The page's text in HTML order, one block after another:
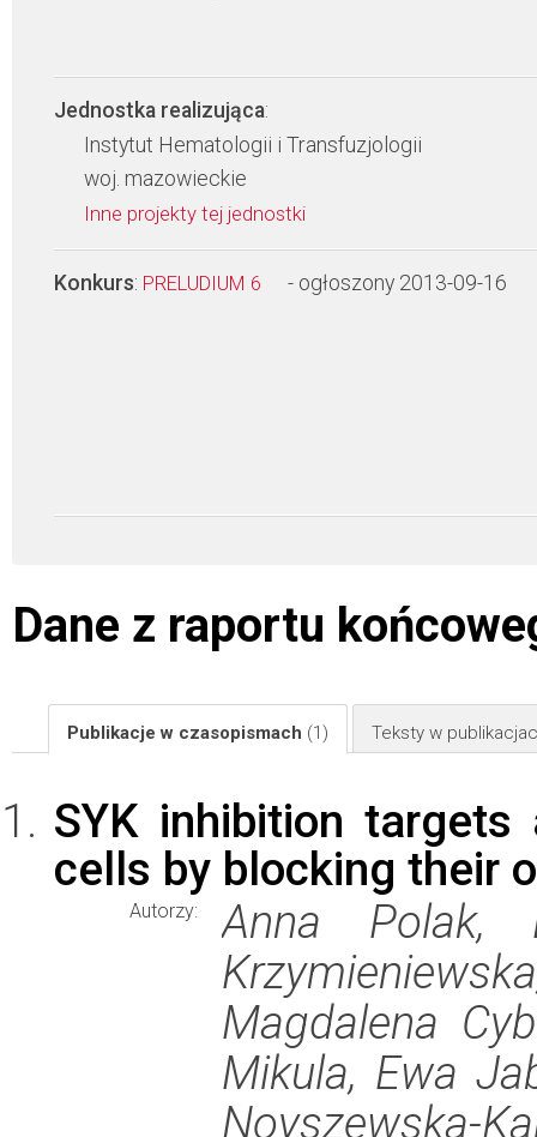
Jednostka realizująca:
Instytut Hematologii i Transfuzjologii
woj. mazowieckie
Inne projekty tej jednostki
Konkurs: PRELUDIUM 6 - ogłoszony 2013-09-16
Dane z raportu
Publikacje w czasopismach (1) Teksty w
SYK inhibition
cells by blocking their
Autorzy:
Anna Polak,
Magdalena
Mikula, Ewa
Noyszewska-